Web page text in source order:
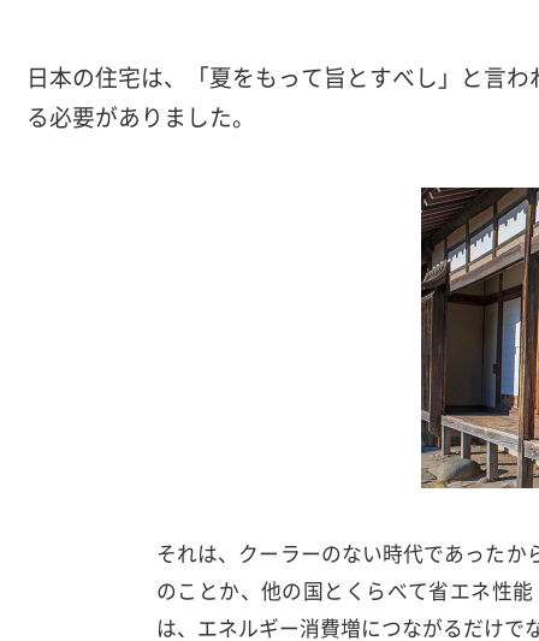
日本の住宅は、
「夏をもって旨とすべし」と言
る必要がありました。
それは、クーラーのない時代であった
のことか、他の国とくらべて省エネ性
は、エネルギー消費増につながるだけで